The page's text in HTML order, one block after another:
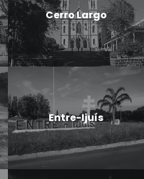
Cerro Largo
Entre-Ijuís